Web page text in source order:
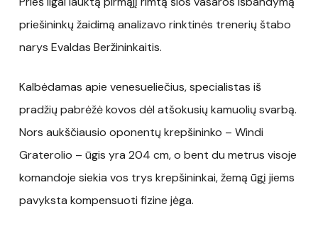
priešininkų žaidimą analizavo rinktinės trenerių štabo
narys Evaldas Beržininkaitis.
Kalbėdamas apie venesueliečius, specialistas iš
pradžių pabrėžė kovos dėl atšokusių kamuolių svarbą.
Nors aukščiausio oponentų krepšininko – Windi
Graterolio – ūgis yra 204 cm, o bent du metrus visoje
komandoje siekia vos trys krepšininkai, žemą ūgį jiems
pavyksta kompensuoti fizine jėga.